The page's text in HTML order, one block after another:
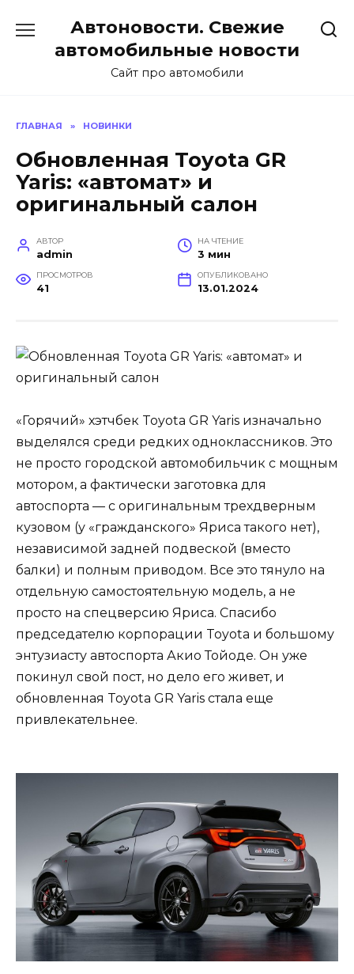
содержанию
Автоновости. Свежие
автомобильные новости
Сайт про автомобили
ГЛАВНАЯ » НОВИНКИ
Обновленная Toyota GR
Yaris: «автомат» и
оригинальный салон
АВТОР
admin
НА ЧТЕНИЕ
3 мин
ПРОСМОТРОВ
41
ОПУБЛИКОВАНО
13.01.2024
«Горячий» хэтчбек Toyota GR Yaris изначально
выделялся среди редких одноклассников. Это
не просто городской автомобильчик с мощным
мотором, а фактически заготовка для
автоспорта — с оригинальным трехдверным
кузовом (у «гражданского» Яриса такого нет),
независимой задней подвеской (вместо
балки) и полным приводом. Все это тянуло на
отдельную самостоятельную модель, а не
просто на спецверсию Яриса. Спасибо
председателю корпорации Toyota и большому
энтузиасту автоспорта Акио Тойоде. Он уже
покинул свой пост, но дело его живет, и
обновленная Toyota GR Yaris стала еще
привлекательнее.